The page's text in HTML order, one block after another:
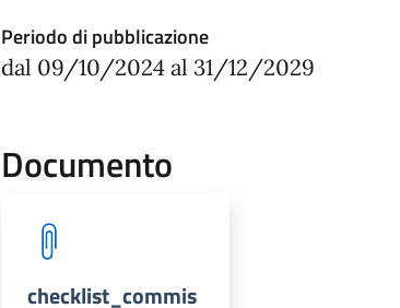
Periodo di pubblicazione
dal 09/10/2024 al 31/12/2029
Documento
checklist_commis